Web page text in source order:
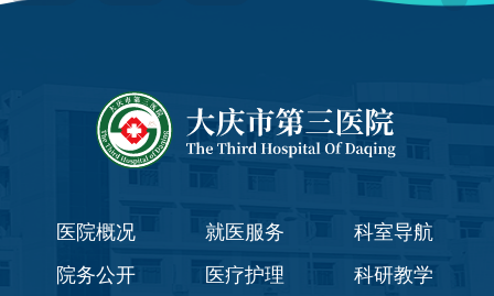
医院概况 就医服务
科室导航
院务公开
医疗护理 科研教学